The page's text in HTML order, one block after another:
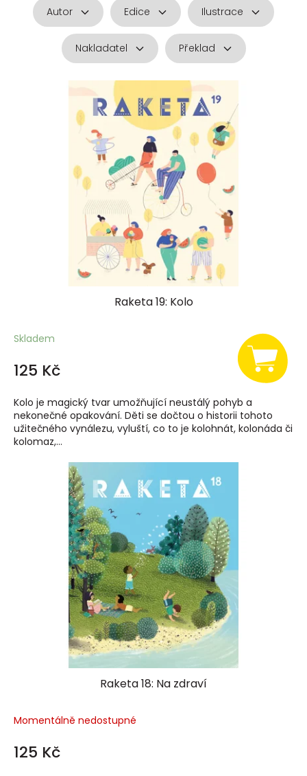
Autor Edice Ilustrace
Nakladatel Překlad
Raketa 19: Kolo
Skladem
125 Kč
Kolo je magický tvar umožňující neustálý pohyb a
nekonečné opakování. Děti se dočtou o historii tohoto
užitečného vynálezu, vyluští, co to je kolohnát, kolonáda či
kolomaz,...
Raketa 18: Na zdraví
Momentálně nedostupné
125 Kč